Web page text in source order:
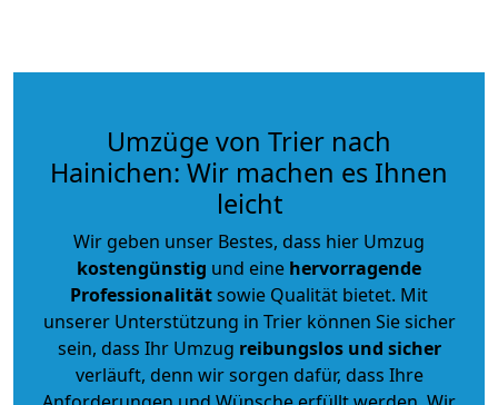
Umzüge von Trier nach
Hainichen: Wir machen es Ihnen
leicht
Wir geben unser Bestes, dass hier Umzug
kostengünstig und eine hervorragende
Professionalitätsowie Qualität bietet. Mit
unserer Unterstützung in Trier können Sie sicher
sein, dass Ihr Umzug reibungslos und sicher
verläuft, denn wir sorgen dafür, dass Ihre